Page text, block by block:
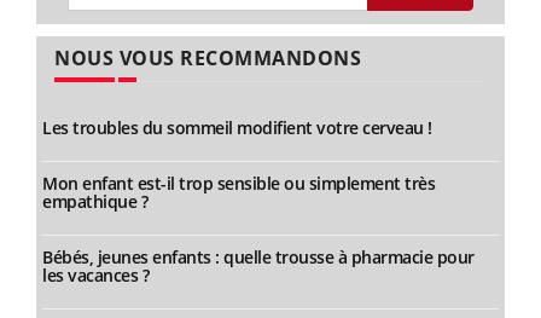
NOUS VOUS RECOMMANDONS
Les troubles du sommeil modifient votre cerveau !
Mon enfant est-il trop sensible ou simplement très
empathique ?
Bébés, jeunes enfants : quelle trousse à pharmacie pour
les vacances ?